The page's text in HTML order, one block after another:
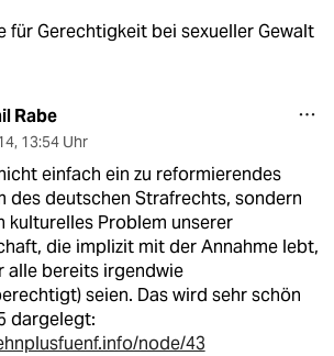
für Gerechtigkeit bei sexueller Gewalt
Rabe
, 13:54 Uhr
einfach ein zu reformierendes
des deutschen Strafrechts, sondern
kulturelles Problem unserer
die implizit mit der Annahme lebt,
alle bereits irgendwie
seien. Das wird sehr schön
dargelegt:
node/43